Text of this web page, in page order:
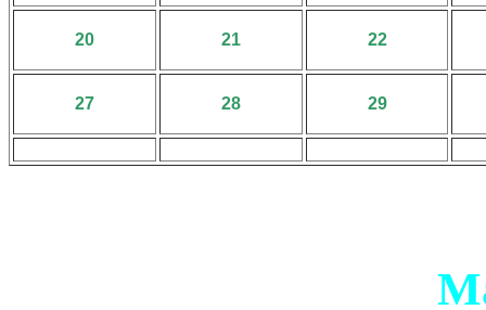
20 21 22
27 28 29